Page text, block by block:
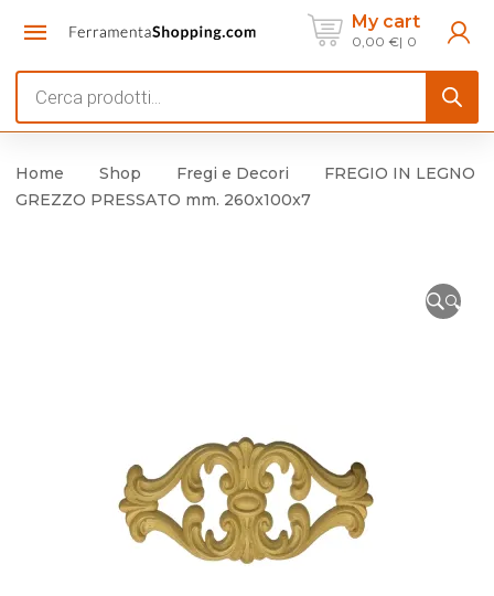
My cart
0,00 € 0
search
Home Shop Fregi e Decori
FREGIO IN LEGNO
GREZZO PRESSATO mm. 260x100x7
🔍